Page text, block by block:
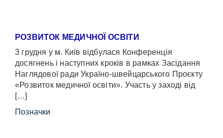
РОЗВИТОК МЕДИЧНОЇ ОСВІТИ
3 грудня у м. Київ відбулася Конференція
досягнень і наступних кроків в рамках Засідання
Наглядової ради Україно-швейцарського Проєкту
«Розвиток медичної освіти». Участь у заході від
[…]
Позначки